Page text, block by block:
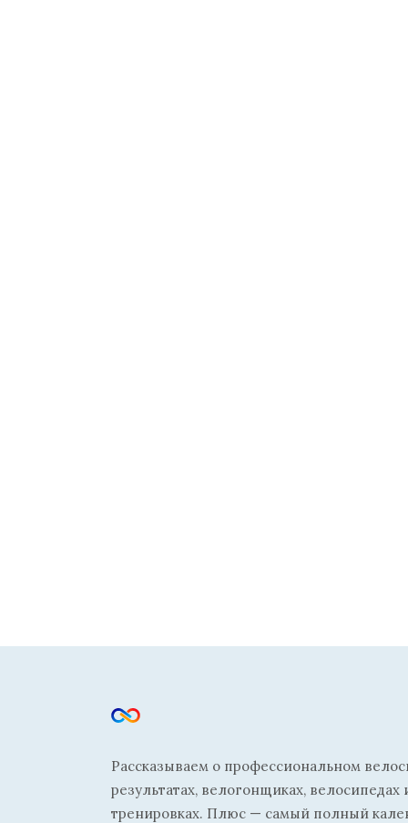
Рассказываем о профессиональном
результатах, велогонщиках,
тренировках. Плюс — самый полный